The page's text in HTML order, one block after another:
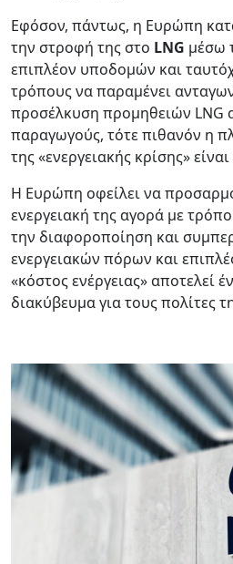
Εφόσον, πάντως, η Ευρώπη
την στροφή της στο LNG μέσω
επιπλέον υποδομών και
τρόπους να παραμένει
προσέλκυση προμηθειών LNG
παραγωγούς, τότε πιθανόν η
της «ενεργειακής κρίσης»
Η Ευρώπη οφείλει να
ενεργειακή της αγορά με
την διαφοροποίηση και
ενεργειακών πόρων και
«κόστος ενέργειας» αποτελεί
διακύβευμα για τους πολίτες